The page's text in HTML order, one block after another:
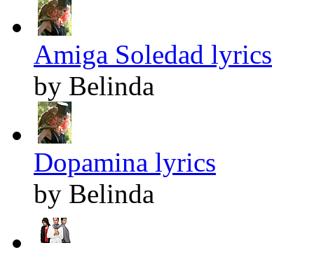
Amiga Soledad lyrics
by Belinda
Dopamina lyrics
by Belinda